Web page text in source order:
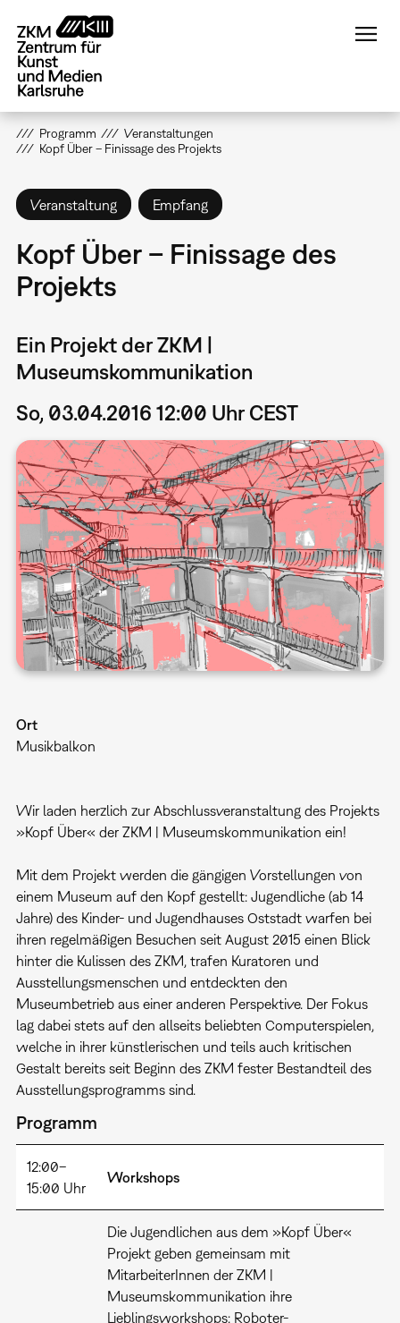
zum
Inhalt
Programm
Veranstaltungen
Kopf Über – Finissage des Projekts
Veranstaltung Empfang
Kopf Über – Finissage des
Projekts
Ein Projekt der ZKM |
Museumskommunikation
So, 03.04.2016 12:00 Uhr CEST
Ort
Musikbalkon
Wir laden herzlich zur Abschlussveranstaltung des Projekts
»Kopf Über« der ZKM | Museumskommunikation ein!
​Mit dem Projekt werden die gängigen Vorstellungen von
einem Museum auf den Kopf gestellt: Jugendliche (ab 14
Jahre) des Kinder- und Jugendhauses Oststadt warfen bei
ihren regelmäßigen Besuchen seit August 2015 einen Blick
hinter die Kulissen des ZKM, trafen Kuratoren und
Ausstellungsmenschen und entdeckten den
Museumbetrieb aus einer anderen Perspektive. Der Fokus
lag dabei stets auf den allseits beliebten Computerspielen,
welche in ihrer künstlerischen und teils auch kritischen
Gestalt bereits seit Beginn des ZKM fester Bestandteil des
Ausstellungsprogramms sind.
Programm
12:00–
15:00 Uhr
Workshops
Die Jugendlichen aus dem »Kopf Über«
Projekt geben gemeinsam mit
MitarbeiterInnen der ZKM |
Museumskommunikation ihre
Lieblingsworkshops: Roboter-